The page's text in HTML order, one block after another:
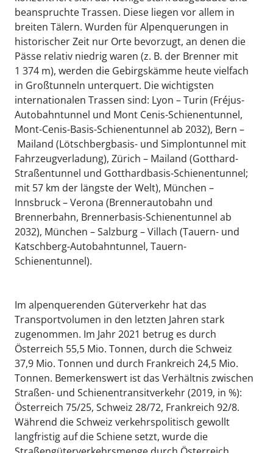
beanspruchte Trassen. Diese liegen vor allem in
breiten Tälern. Wurden für Alpenquerungen in
historischer Zeit nur Orte bevorzugt, an denen die
Pässe relativ niedrig waren (z. B. der Brenner mit
1 374 m), werden die Gebirgskämme heute vielfach
in Großtunneln unterquert. Die wichtigsten
internationalen Trassen sind: Lyon – Turin (Fréjus-
Autobahntunnel und Mont Cenis-Schienentunnel,
Mont-Cenis-Basis-Schienentunnel ab 2032), Bern –
Mailand (Lötschbergbasis- und Simplontunnel mit
Fahrzeugverladung), Zürich – Mailand (Gotthard-
Straßentunnel und Gotthardbasis-Schienentunnel;
mit 57 km der längste der Welt), München –
Innsbruck – Verona (Brennerautobahn und
Brennerbahn, Brennerbasis-Schienentunnel ab
2032), München – Salzburg – Villach (Tauern- und
Katschberg-Autobahntunnel, Tauern-
Schienentunnel).
Im alpenquerenden Güterverkehr hat das
Transportvolumen in den letzten Jahren stark
zugenommen. Im Jahr 2021 betrug es durch
Österreich 55,5 Mio. Tonnen, durch die Schweiz
37,9 Mio. Tonnen und durch Frankreich 24,5 Mio.
Tonnen. Bemerkenswert ist das Verhältnis zwischen
Straßen- und Schienentransitverkehr (2019, in %):
Österreich 75/25, Schweiz 28/72, Frankreich 92/8.
Während die Schweiz verkehrspolitisch gewollt
langfristig auf die Schiene setzt, wurde die